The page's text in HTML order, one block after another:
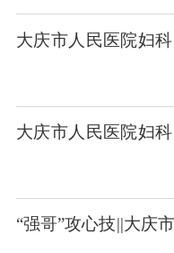
大庆市人民医院妇
大庆市人民医院妇
“强哥”攻心技||大庆